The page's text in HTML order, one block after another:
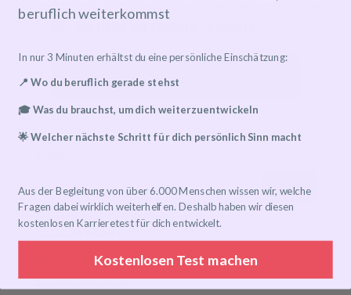
Event has already taken place!
Recent Posts
Mentoring Journeys
Meet the Mentor
beruflich weiterkommst
In nur 3 Minuten erhältst du eine persönliche Einschätzung:
📍 Wo du beruflich gerade stehst
🎓 Was du brauchst, um dich weiterzuentwickeln
🌟 Welcher nächste Schritt für dich persönlich Sinn macht
Aus der Begleitung von über 6.000 Menschen wissen wir, welche
Fragen dabei wirklich weiterhelfen. Deshalb haben wir diesen
kostenlosen Karrieretest für dich entwickelt.
Kostenlosen Test machen